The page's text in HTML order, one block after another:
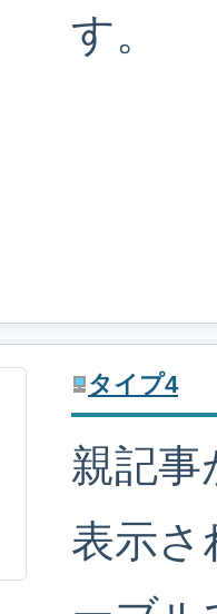
す。
タイプ4
親記事
表示さ